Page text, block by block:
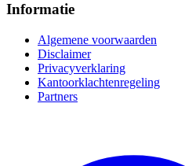
Informatie
Algemene voorwaarden
Disclaimer
Privacyverklaring
Kantoorklachtenregeling
Partners